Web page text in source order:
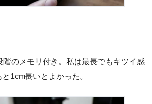
階のメモリ付き。私は最長でもキツイ感
1cm長いとよかった。